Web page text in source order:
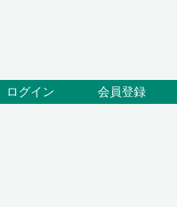
ログイン 会員登録